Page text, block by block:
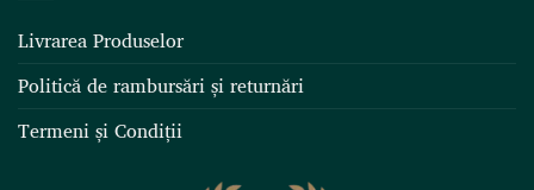
Livrarea Produselor
Politică de rambursări și returnări
Termeni și Condiții